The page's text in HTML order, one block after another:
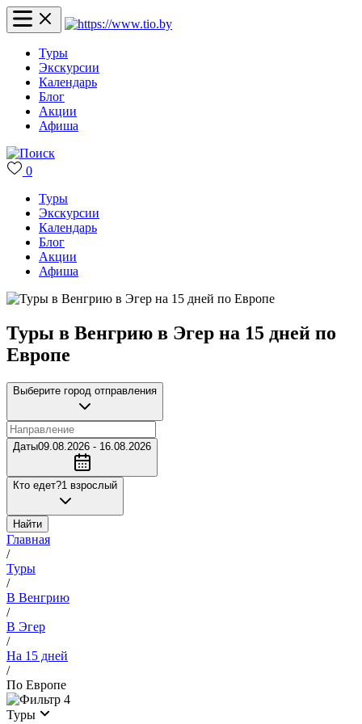
Туры
Экскурсии
Календарь
Блог
Акции
Афиша
0
Туры
Экскурсии
Календарь
Блог
Акции
Афиша
Туры в Венгрию в Эгер на 15 дней по
Европе
Выберите город отправления
Даты09.08.2026 - 16.08.2026
Кто едет?1 взрослый
Найти
Главная
/
Туры
/
В Венгрию
/
В Эгер
/
На 15 дней
/
По Европе
4
Туры